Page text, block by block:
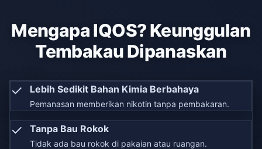
Mengapa IQOS? Keunggulan
Tembakau Dipanaskan
✓ Lebih Sedikit Bahan Kimia Berbahaya
Pemanasan memberikan nikotin tanpa pembakaran.
✓ Tanpa Bau Rokok
Tidak ada bau rokok di pakaian atau ruangan.